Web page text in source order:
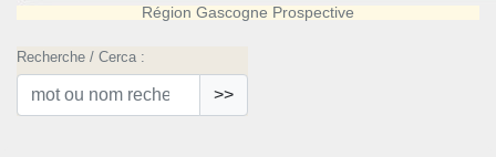
Région Gascogne Prospective
Recherche / Cerca :
>>